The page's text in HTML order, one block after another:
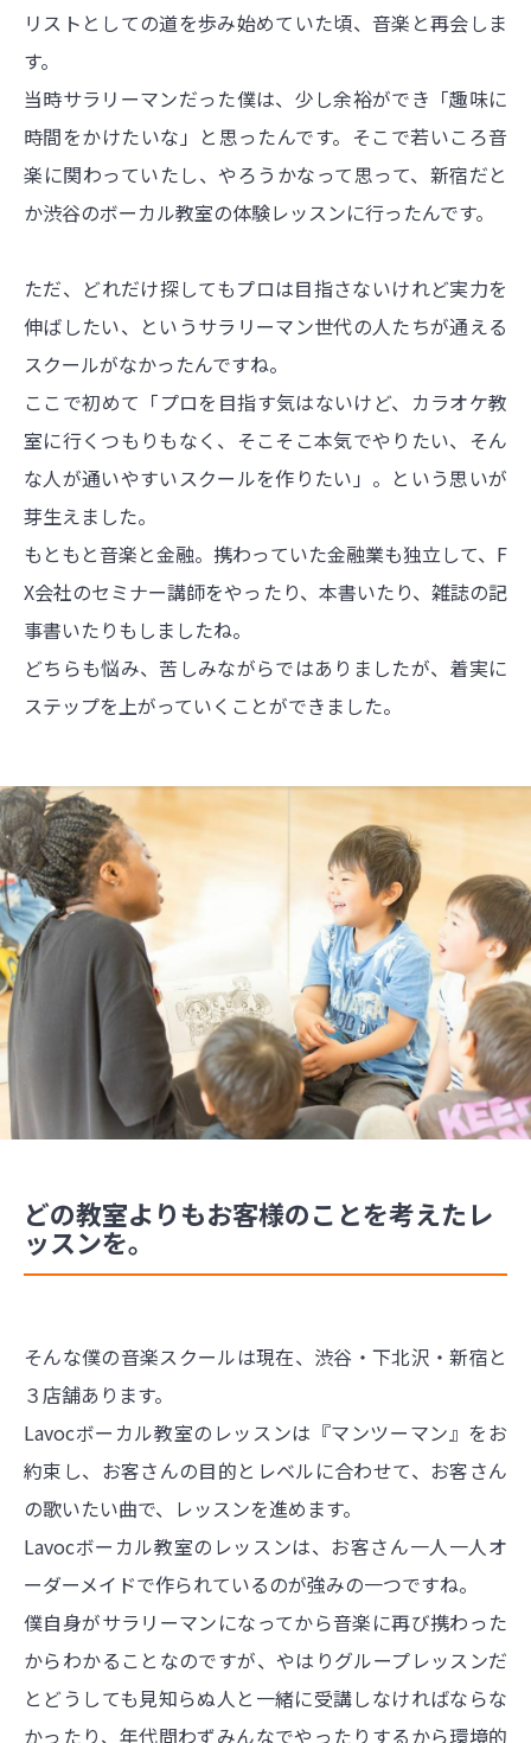
リストとしての道を歩み始めていた頃、音楽と再会しま
す。
当時サラリーマンだった僕は、少し余裕ができ「趣味に
時間をかけたいな」と思ったんです。そこで若いころ音
楽に関わっていたし、やろうかなって思って、新宿だと
か渋谷のボーカル教室の体験レッスンに行ったんです。
ただ、どれだけ探してもプロは目指さないけれど実力を
伸ばしたい、というサラリーマン世代の人たちが通える
スクールがなかったんですね。
ここで初めて「プロを目指す気はないけど、カラオケ教
室に行くつもりもなく、そこそこ本気でやりたい、そん
な人が通いやすいスクールを作りたい」。という思いが
芽生えました。
もともと音楽と金融。携わっていた金融業も独立して、F
X会社のセミナー講師をやったり、本書いたり、雑誌の記
事書いたりもしましたね。
どちらも悩み、苦しみながらではありましたが、着実に
ステップを上がっていくことができました。
どの教室よりもお客様のことを考えたレ
ッスンを。
そんな僕の音楽スクールは現在、渋谷・下北沢・新宿と
３店舗あります。
Lavocボーカル教室のレッスンは『マンツーマン』をお
約束し、お客さんの目的とレベルに合わせて、お客さん
の歌いたい曲で、レッスンを進めます。
Lavocボーカル教室のレッスンは、お客さん一人一人オ
ーダーメイドで作られているのが強みの一つですね。
僕自身がサラリーマンになってから音楽に再び携わった
からわかることなのですが、やはりグループレッスンだ
とどうしても見知らぬ人と一緒に受講しなければならな
かったり、年代問わずみんなでやったりするから環境的